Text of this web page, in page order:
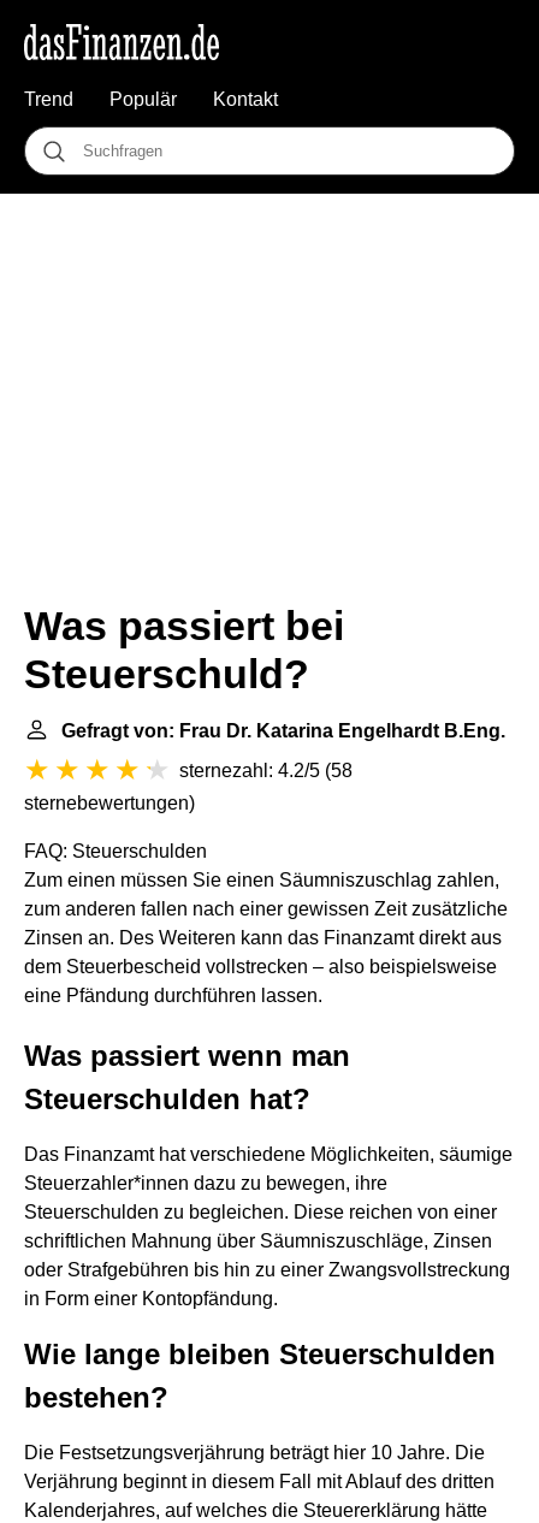
Trend Populär Kontakt
Was passiert bei
Steuerschuld?
Gefragt von: Frau Dr. Katarina Engelhardt B.Eng.
sternezahl: 4.2/5 (58
sternebewertungen)
FAQ: Steuerschulden
Zum einen müssen Sie einen Säumniszuschlag zahlen,
zum anderen fallen nach einer gewissen Zeit zusätzliche
Zinsen an. Des Weiteren kann das Finanzamt direkt aus
dem Steuerbescheid vollstrecken – also beispielsweise
eine Pfändung durchführen lassen.
Was passiert wenn man
Steuerschulden hat?
Das Finanzamt hat verschiedene Möglichkeiten, säumige
Steuerzahler*innen dazu zu bewegen, ihre
Steuerschulden zu begleichen. Diese reichen von einer
schriftlichen Mahnung über Säumniszuschläge, Zinsen
oder Strafgebühren bis hin zu einer Zwangsvollstreckung
in Form einer Kontopfändung.
Wie lange bleiben Steuerschulden
bestehen?
Die Festsetzungsverjährung beträgt hier 10 Jahre. Die
Verjährung beginnt in diesem Fall mit Ablauf des dritten
Kalenderjahres, auf welches die Steuererklärung hätte